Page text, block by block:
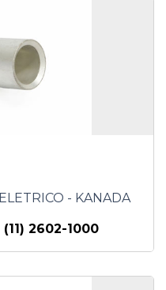
- KANADA
2602-1000